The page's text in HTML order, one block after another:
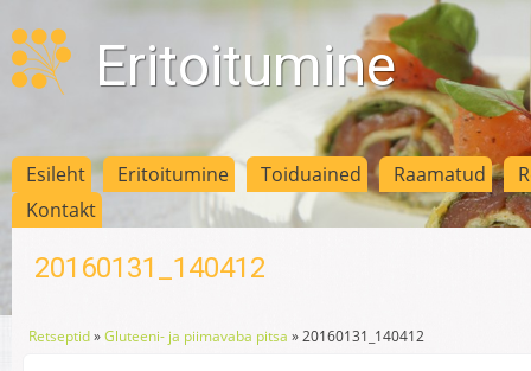
Eritoitumine
Esileht Eritoitumine Toiduained Raamatud
Kontakt
20160131_140412
Retseptid»Gluteeni- ja piimavaba pitsa »20160131_140412